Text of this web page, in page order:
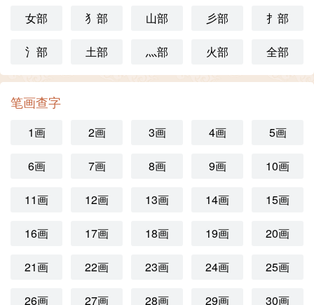
女部 犭部 山部 彡部 扌部
氵部 土部 灬部 火部 全部
笔画查字
1画 2画 3画 4画 5画
6画 7画 8画 9画 10画
11画 12画 13画 14画 15画
16画 17画 18画 19画 20画
21画 22画 23画 24画 25画
26画 27画 28画 29画 30画